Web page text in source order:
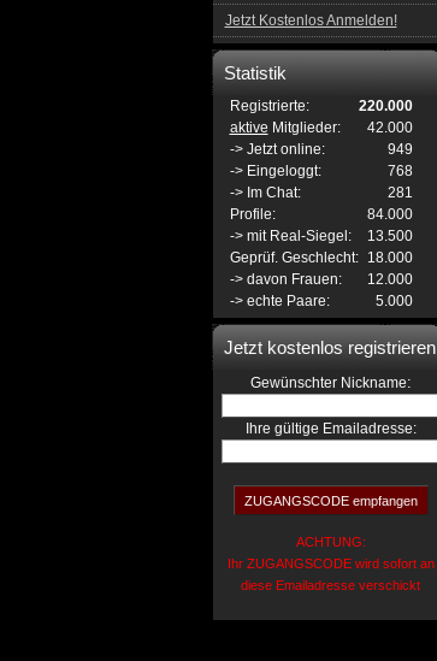
Jetzt Kostenlos Anmelden!
Statistik
Registrierte:
220.000
aktive Mitglieder:
42.000
-> Jetzt online:
949
-> Eingeloggt:
768
-> Im Chat:
281
Profile:
84.000
-> mit Real-Siegel:
13.500
Geprüf. Geschlecht:
18.000
-> davon Frauen:
12.000
-> echte Paare:
5.000
Jetzt kostenlos registrieren
Gewünschter Nickname:
Ihre gültige Emailadresse:
ACHTUNG:
Ihr ZUGANGSCODE wird sofort an
diese Emailadresse verschickt